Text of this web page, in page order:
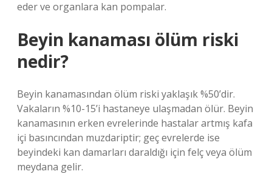
eder ve organlara kan pompalar.
Beyin kanaması ölüm riski
nedir?
Beyin kanamasından ölüm riski yaklaşık %50’dir.
Vakaların %10-15’i hastaneye ulaşmadan ölür. Beyin
kanamasının erken evrelerinde hastalar artmış kafa
içi basıncından muzdariptir; geç evrelerde ise
beyindeki kan damarları daraldığı için felç veya ölüm
meydana gelir.